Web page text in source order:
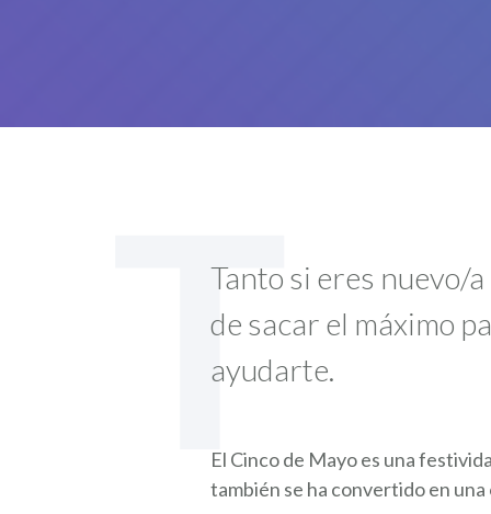
T
Tanto si eres nuevo/
de sacar el máximo
ayudarte.
El Cinco de Mayo es una
también se ha convertido en